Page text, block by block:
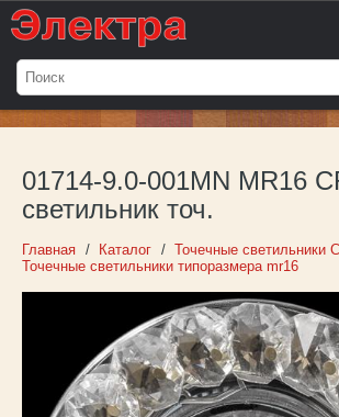
Мой
Пока
пуст
Войти
О компании
Партнёрам
01714-9.0-001MN MR16
светильник точ.
Главная Каталог
Точечные светильники
Точечные светильники типоразмера mr16